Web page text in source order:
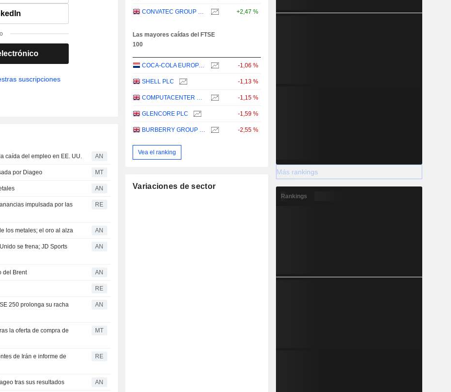
suscripciones
caída del empleo en EE. UU. AN
por Diageo MT
AN
impulsada por las
RE
los metales; el oro al alza AN
se frena; JD Sports
AN
del Brent AN
RE
250 prolonga su racha
AN
la oferta de compra de
MT
de Irán e informe de
RE
tras sus resultados AN
CONVATEC GROUP PLC +2,47 %
Las mayores caídas del FTSE
100
COCA-COLA EUROPACIFIC PARTNERS PLC -1,06 %
SHELL PLC -1,13 %
COMPUTACENTER PLC -1,15 %
GLENCORE PLC -1,59 %
BURBERRY GROUP PLC -2,55 %
Vea el ranking
Variaciones de sector
Más rankings
Rankings